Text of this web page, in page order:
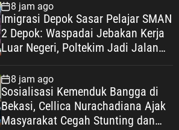
8 jam ago
Imigrasi Depok Sasar Pelajar SMAN
2 Depok: Waspadai Jebakan Kerja
Luar Negeri, Poltekim Jadi Jalan
8 jam ago
Sosialisasi Kemenduk Bangga di
Bekasi, Cellica Nurachadiana Ajak
Masyarakat Cegah Stunting dan